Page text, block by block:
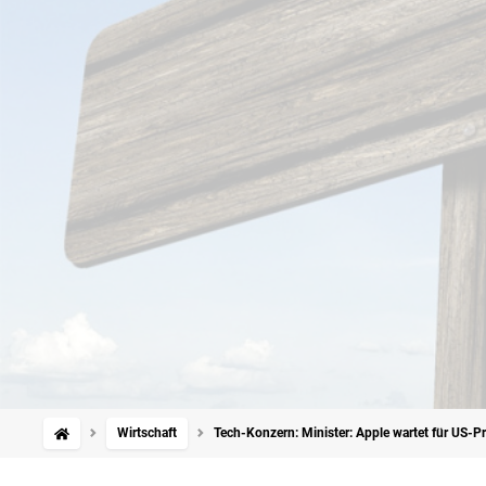
Wirtschaft Tech-Konzern: Minister: Apple wartet für US-